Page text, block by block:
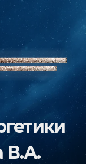
В.А.